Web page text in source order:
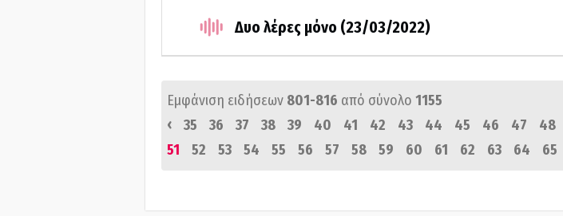
Δυο λέρες μόνο (23/03/2022)
Εμφάνιση ειδήσεων 801-816 από σύνολο 1155
‹
35 36 37 38 39 40 41 42 43 44 45 46 47 48
51
52 53 54 55 56 57 58 59 60 61 62 63 64 65